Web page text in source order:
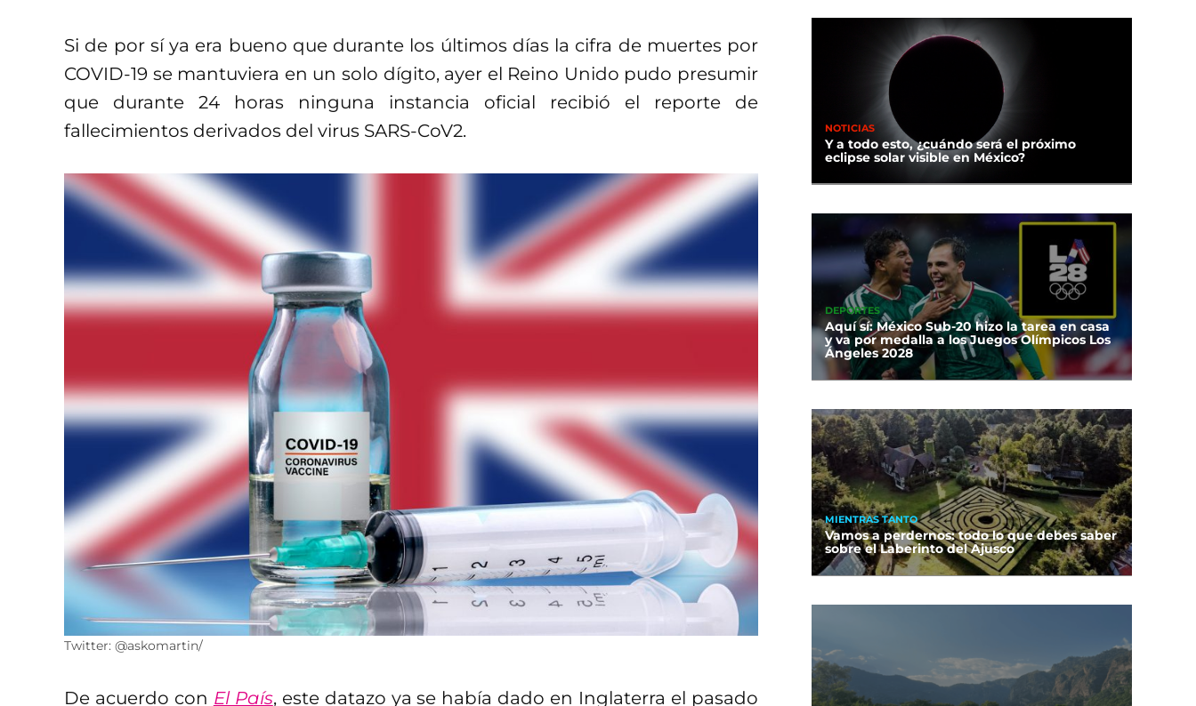
Si de por sí ya era bueno que durante los últimos días la cifra de muertes por
COVID-19 se mantuviera en un solo dígito, ayer el Reino Unido pudo presumir
que durante 24 horas ninguna instancia oficial recibió el reporte de
fallecimientos derivados del virus SARS-CoV2.
Twitter: @askomartin/
De acuerdo con El País, este datazo ya se había dado en Inglaterra el pasado
NOTICIAS
Y a todo esto, ¿cuándo será el próximo
eclipse solar visible en México?
DEPORTES
Aquí sí: México Sub-20 hizo la tarea en casa
y va por medalla a los Juegos Olímpicos Los
Ángeles 2028
MIENTRAS TANTO
Vamos a perdernos: todo lo que debes saber
sobre el Laberinto del Ajusco